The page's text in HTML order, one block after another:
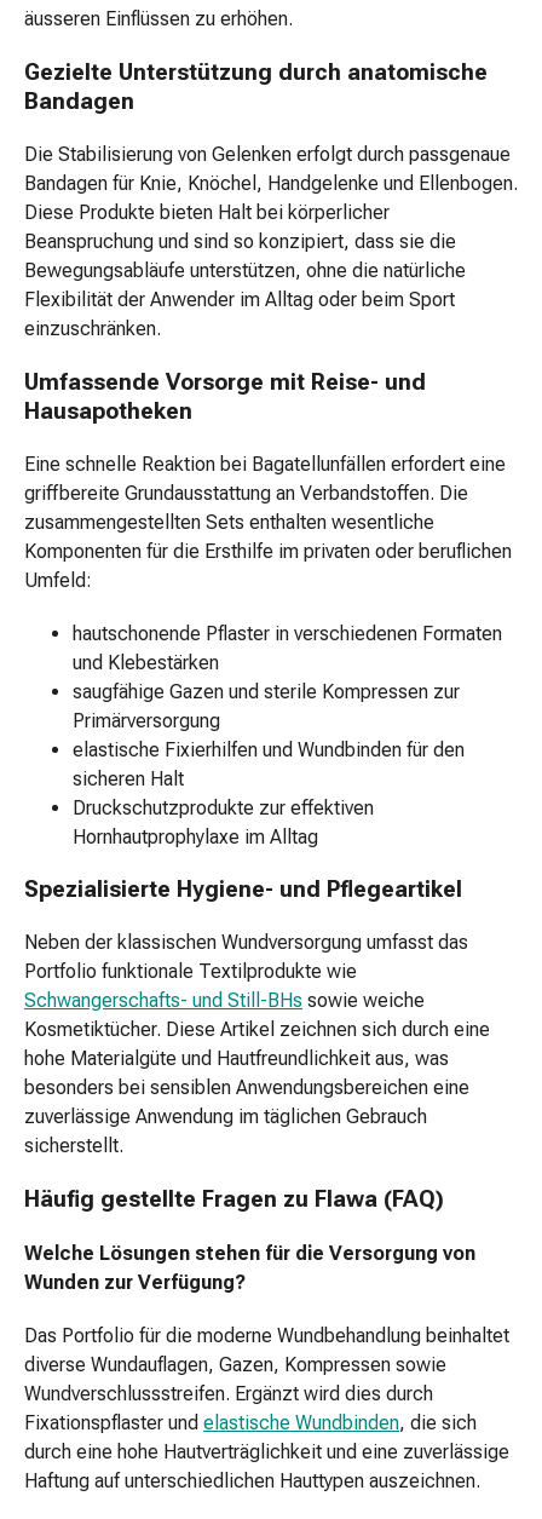
Pflegegeräte
&
Für
die
Haare
Spülungen
&
Kuren
Bürsten
&
Tönungen
&
Haarstyling
Haaröl
Haarwasser
Shampoo
Haarstyling-
Tools
Intimpflege
Binden
Menstruationsunterwäsche
Intimpflegezubehör
Intimpflegetücher
Waschlotions
Waschgels
Periodencup
Tampons
Für
den
Körper
Bodylotion
Hautpflege
fürs
Körperpeeling
Körperöl
Cellulite
Crème
Seifen
Körperpuder
Duschmittel
Badeöle-
äusseren Einflüssen zu erhöhen.
Gezielte Unterstützung durch anatomische
Bandagen
Die Stabilisierung von Gelenken erfolgt durch passgenaue
Bandagen für Knie, Knöchel, Handgelenke und Ellenbogen.
Diese Produkte bieten Halt bei körperlicher
Beanspruchung und sind so konzipiert, dass sie die
Bewegungsabläufe unterstützen, ohne die natürliche
Flexibilität der Anwender im Alltag oder beim Sport
einzuschränken.
Umfassende Vorsorge mit Reise- und
Hausapotheken
Eine schnelle Reaktion bei Bagatellunfällen erfordert eine
griffbereite Grundausstattung an Verbandstoffen. Die
zusammengestellten Sets enthalten wesentliche
Komponenten für die Ersthilfe im privaten oder beruflichen
Umfeld:
hautschonende Pflaster in verschiedenen Formaten
und Klebestärken
saugfähige Gazen und sterile Kompressen zur
Primärversorgung
elastische Fixierhilfen und Wundbinden für den
sicheren Halt
Druckschutzprodukte zur effektiven
Hornhautprophylaxe im Alltag
Spezialisierte Hygiene- und Pflegeartikel
Neben der klassischen Wundversorgung umfasst das
Portfolio funktionale Textilprodukte wie
Schwangerschafts- und Still-BHs sowie weiche
Kosmetiktücher. Diese Artikel zeichnen sich durch eine
hohe Materialgüte und Hautfreundlichkeit aus, was
besonders bei sensiblen Anwendungsbereichen eine
zuverlässige Anwendung im täglichen Gebrauch
sicherstellt.
Häufig gestellte Fragen zu Flawa (FAQ)
Welche Lösungen stehen für die Versorgung von
Wunden zur Verfügung?
Das Portfolio für die moderne Wundbehandlung beinhaltet
diverse Wundauflagen, Gazen, Kompressen sowie
Wundverschlussstreifen. Ergänzt wird dies durch
Fixationspflaster und elastische Wundbinden, die sich
durch eine hohe Hautverträglichkeit und eine zuverlässige
Haftung auf unterschiedlichen Hauttypen auszeichnen.